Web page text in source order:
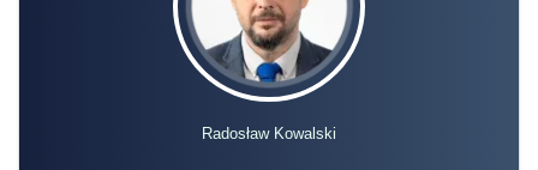
Radosław Kowalski